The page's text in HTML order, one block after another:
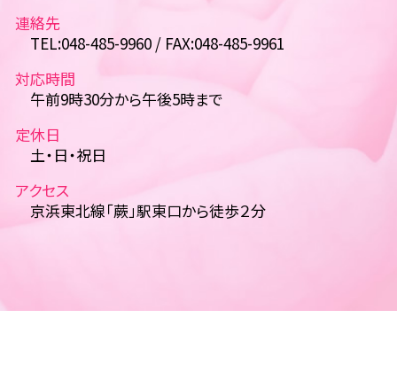
連絡先
TEL:048-485-9960 / FAX:048-485-9961
対応時間
午前9時30分から午後5時まで
定休日
土・日・祝日
アクセス
京浜東北線「蕨」駅東口から徒歩２分